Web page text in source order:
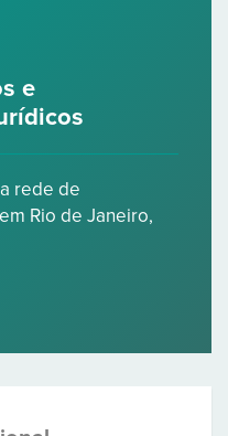
e
rede de
Rio de Janeiro,